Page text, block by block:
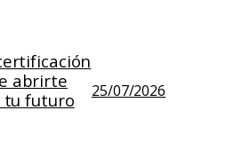
abrirte
tu futuro
25/07/2026